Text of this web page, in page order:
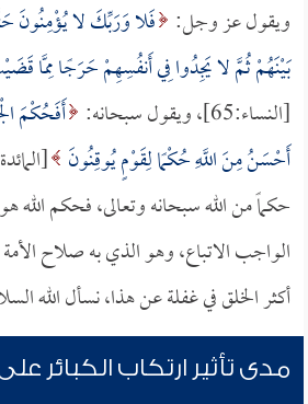
ويقول عز وجل: فَلا وَرَبِّكَ لا
بَيْنَهُمْ ثُمَّ لا يَجِدُوا فِي أَنفُسِهِمْ حَرَجًا مِمَّا
[النساء:65]، ويقول سبحانه:
أَفَحُكْمَ
أَحْسَنُ مِنَ اللَّهِ حُكْمًا لِقَوْمٍ يُوقِنُونَ
حكماً من الله سبحانه وتعالى، فحكم
الواجب الاتباع، وهو الذي به صلاح
أكثر الخلق في غفلة عن هذا، نسأل الله
مدى تأثير ارتكاب الكبائر